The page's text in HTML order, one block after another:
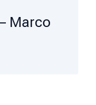
Marco